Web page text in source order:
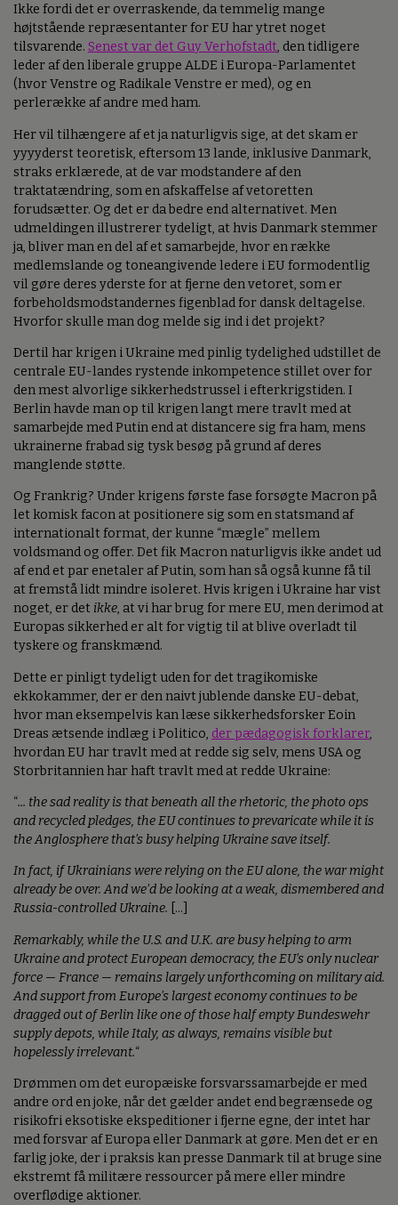
Ikke fordi det er overraskende, da temmelig mange
højtstående repræsentanter for EU har ytret noget
tilsvarende. Senest var det Guy Verhofstadt, den tidligere
leder af den liberale gruppe ALDE i Europa-Parlamentet
(hvor Venstre og Radikale Venstre er med), og en
perlerække af andre med ham.
Her vil tilhængere af et ja naturligvis sige, at det skam er
yyyyderst teoretisk, eftersom 13 lande, inklusive Danmark,
straks erklærede, at de var modstandere af den
traktatændring, som en afskaffelse af vetoretten
forudsætter. Og det er da bedre end alternativet. Men
udmeldingen illustrerer tydeligt, at hvis Danmark stemmer
ja, bliver man en del af et samarbejde, hvor en række
medlemslande og toneangivende ledere i EU formodentlig
vil gøre deres yderste for at fjerne den vetoret, som er
forbeholdsmodstandernes figenblad for dansk deltagelse.
Hvorfor skulle man dog melde sig ind i det projekt?
Dertil har krigen i Ukraine med pinlig tydelighed udstillet de
centrale EU-landes rystende inkompetence stillet over for
den mest alvorlige sikkerhedstrussel i efterkrigstiden. I
Berlin havde man op til krigen langt mere travlt med at
samarbejde med Putin end at distancere sig fra ham, mens
ukrainerne frabad sig tysk besøg på grund af deres
manglende støtte.
Og Frankrig? Under krigens første fase forsøgte Macron på
let komisk facon at positionere sig som en statsmand af
internationalt format, der kunne “mægle” mellem
voldsmand og offer. Det fik Macron naturligvis ikke andet ud
af end et par enetaler af Putin, som han så også kunne få til
at fremstå lidt mindre isoleret. Hvis krigen i Ukraine har vist
noget, er det ikke, at vi har brug for mere EU, men derimod at
Europas sikkerhed er alt for vigtig til at blive overladt til
tyskere og franskmænd.
Dette er pinligt tydeligt uden for det tragikomiske
ekkokammer, der er den naivt jublende danske EU-debat,
hvor man eksempelvis kan læse sikkerhedsforsker Eoin
Dreas ætsende indlæg i Politico, der pædagogisk forklarer,
hvordan EU har travlt med at redde sig selv, mens USA og
Storbritannien har haft travlt med at redde Ukraine:
“... the sad reality is that beneath all the rhetoric, the photo ops
and recycled pledges, the EU continues to prevaricate while it is
the Anglosphere that’s busy helping Ukraine save itself.
In fact, if Ukrainians were relying on the EU alone, the war might
already be over. And we’d be looking at a weak, dismembered and
Russia-controlled Ukraine. [...]
Remarkably, while the U.S. and U.K. are busy helping to arm
Ukraine and protect European democracy, the EU’s only nuclear
force — France — remains largely unforthcoming on military aid.
And support from Europe’s largest economy continues to be
dragged out of Berlin like one of those half empty Bundeswehr
supply depots, while Italy, as always, remains visible but
hopelessly irrelevant.“
Drømmen om det europæiske forsvarssamarbejde er med
andre ord en joke, når det gælder andet end begrænsede og
risikofri eksotiske ekspeditioner i fjerne egne, der intet har
med forsvar af Europa eller Danmark at gøre. Men det er en
farlig joke, der i praksis kan presse Danmark til at bruge sine
ekstremt få militære ressourcer på mere eller mindre
overflødige aktioner.